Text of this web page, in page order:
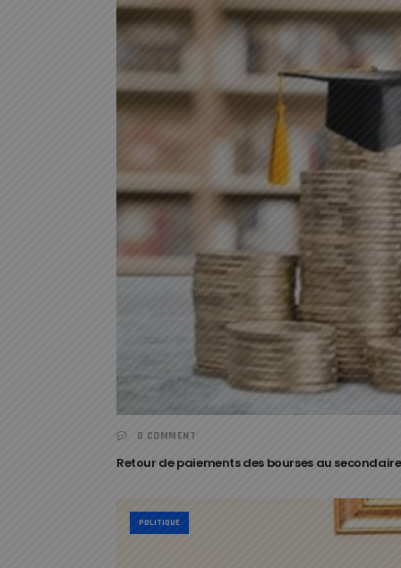
0 COMMENT
Retour de paiements des bourses au secondaire
POLITIQUE